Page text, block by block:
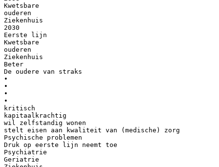
Kwetsbare
ouderen
Ziekenhuis
2030
Eerste lijn
Kwetsbare
ouderen
Ziekenhuis
Beter
De oudere van straks
•
•
•
•
kritisch
kapitaalkrachtig
wil zelfstandig wonen
stelt eisen aan kwaliteit van (medische) zorg
Psychische problemen
Druk op eerste lijn neemt toe
Psychiatrie
Geriatrie